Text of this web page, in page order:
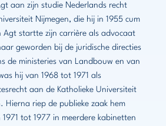
aan zijn studie Nederlands recht
Nijmegen, die hij in 1955 cum
Agt startte zijn carrière als advocaat
geworden bij de juridische directies
de ministeries van Landbouw en van
hij van 1968 tot 1971 als
aan de Katholieke Universiteit
Hierna riep de publieke zaak hem
tot 1977 in meerdere kabinetten